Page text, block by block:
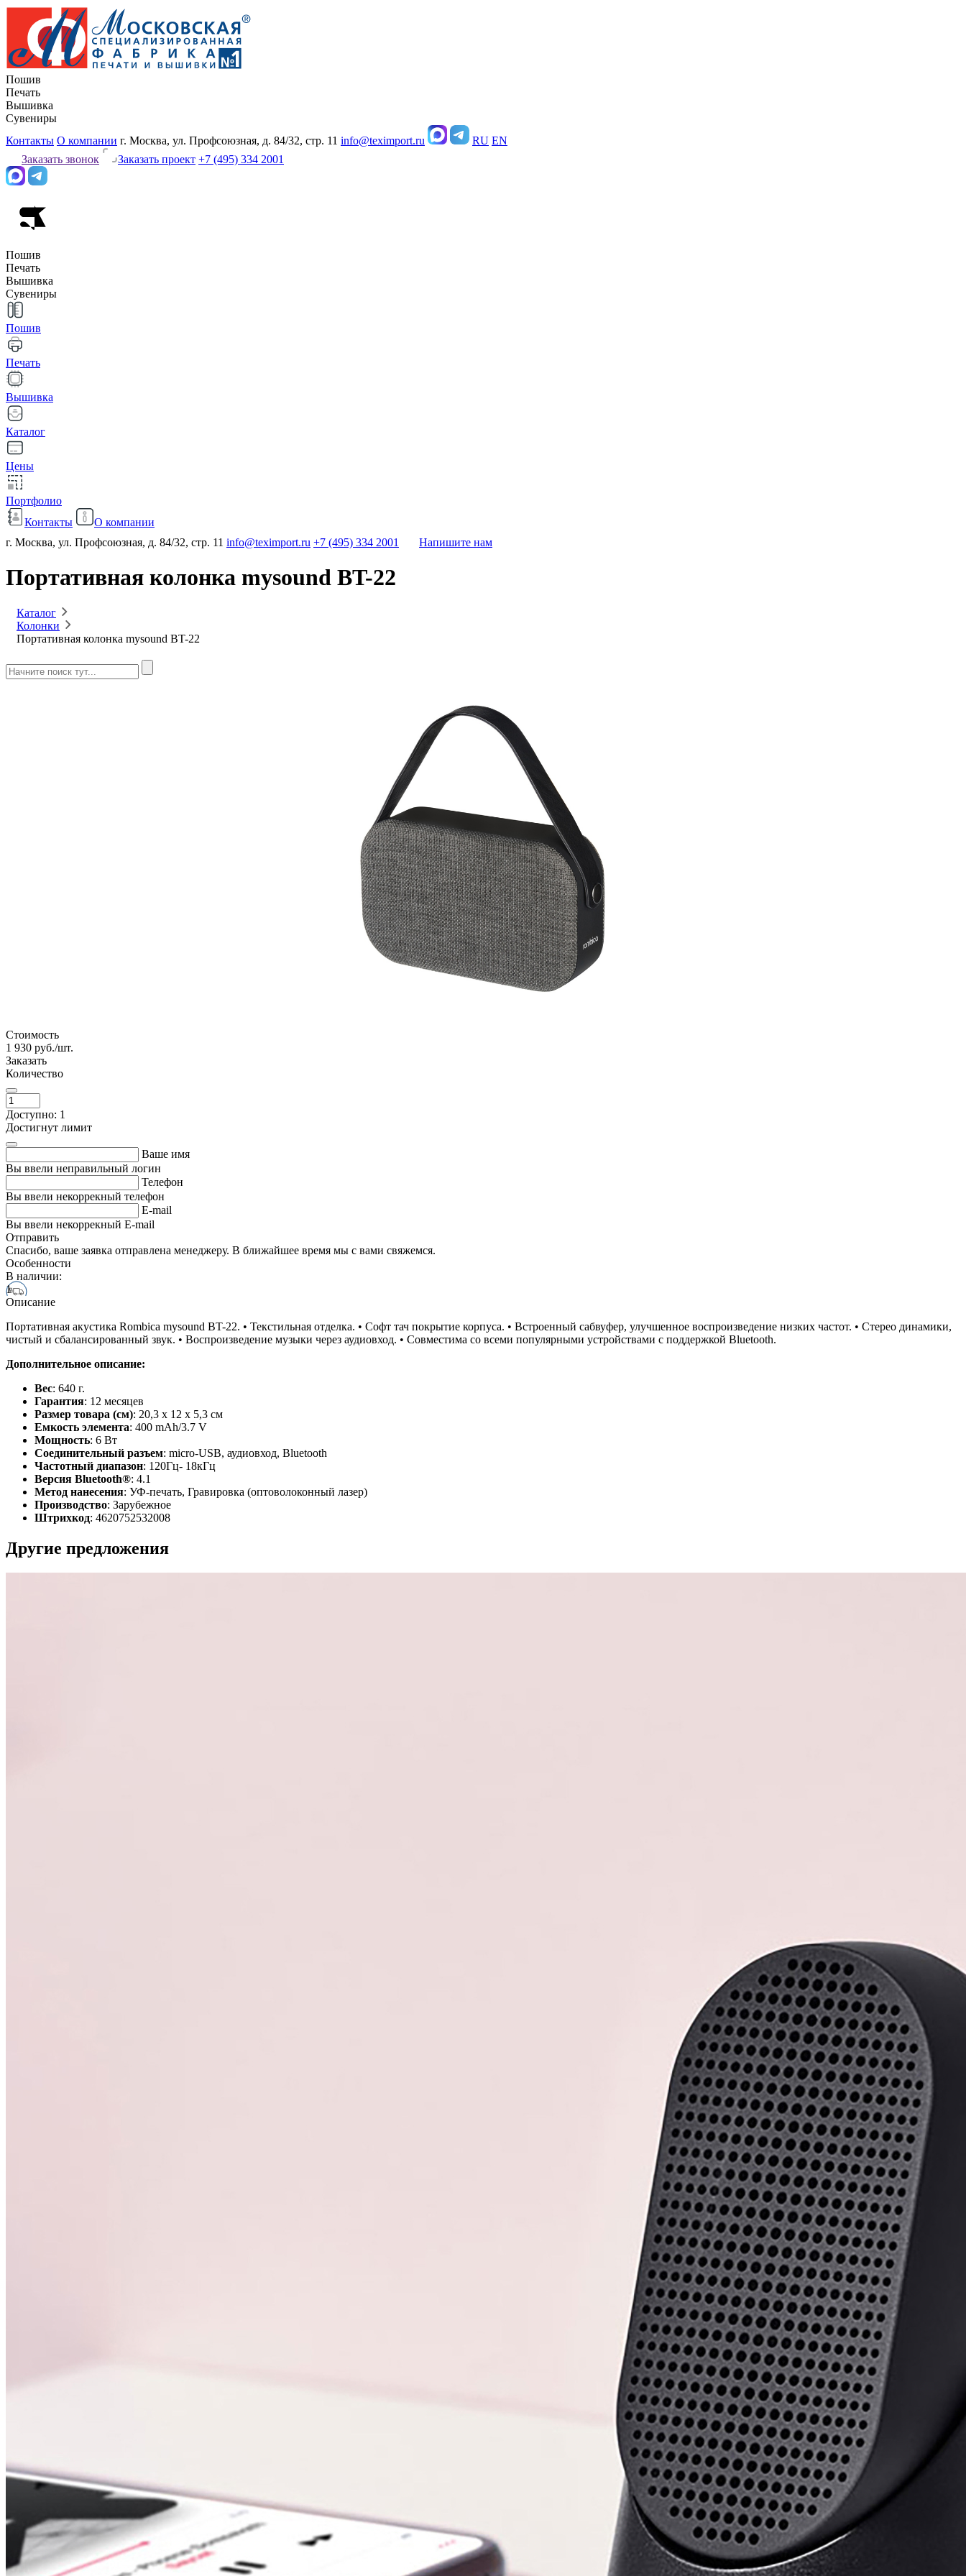
Пошив
Печать
Вышивка
Сувениры
Контакты О компании г. Москва, ул. Профсоюзная, д. 84/32, стр. 11 info@teximport.ru RU EN
Заказать звонок
Заказать проект +7 (495) 334 2001
Пошив
Печать
Вышивка
Сувениры
Пошив
Печать
Вышивка
Каталог
Цены
Портфолио
Контакты
О компании
г. Москва, ул. Профсоюзная, д. 84/32, стр. 11 info@teximport.ru +7 (495) 334 2001 Напишите нам
Портативная колонка mysound BT-22
Каталог
Колонки
Портативная колонка mysound BT-22
Стоимость
1 930 руб./шт.
Заказать
Количество
Доступно: 1
Достигнут лимит
Ваше имя
Вы ввели неправильный логин
Телефон
Вы ввели некоррекный телефон
E-mail
Вы ввели некоррекный E-mail
Отправить
Спасибо, ваше заявка отправлена менеджеру. В ближайшее время мы с вами свяжемся.
Особенности
В наличии:
1
Описание
Портативная акустика Rombica mysound BT-22. • Текстильная отделка. • Софт тач покрытие корпуса. • Встроенный сабвуфер, улучшенное воспроизведение низких частот. • Стерео динамики,
чистый и сбалансированный звук. • Воспроизведение музыки через аудиовход. • Совместима со всеми популярными устройствами с поддержкой Bluetooth.
Дополнительное описание:
Вес: 640 г.
Гарантия: 12 месяцев
Размер товара (см): 20,3 х 12 х 5,3 см
Емкость элемента: 400 mAh/3.7 V
Мощность: 6 Вт
Соединительный разъем: micro-USB, аудиовход, Bluetooth
Частотный диапазон: 120Гц- 18кГц
Версия Bluetooth®: 4.1
Метод нанесения: УФ-печать, Гравировка (оптоволоконный лазер)
Производство: Зарубежное
Штрихкод: 4620752532008
Другие предложения